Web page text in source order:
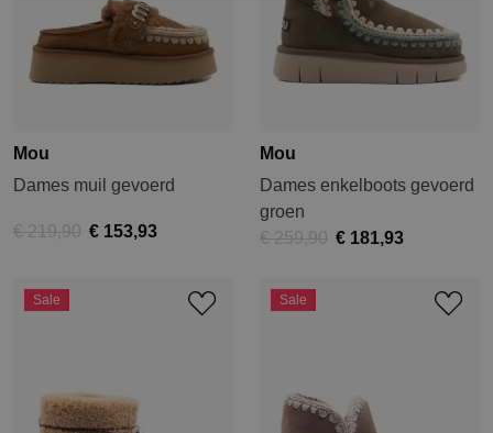
Mou
Dames muil gevoerd
€ 219,90 € 153,93
Mou
Dames enkelboots gevoerd
groen
€ 259,90 € 181,93
Sale Sale